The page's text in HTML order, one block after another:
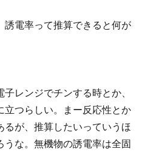
誘電率って推算できると何が
レンジでチンする時とか、
立つらしい。まー反応性とか
るが、推算したいっていうほ
うな。無機物の誘電率は全固